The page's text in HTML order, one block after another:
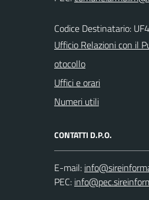
Codice Destinatario:
Ufficio Relazioni con il
otocollo
Uffici e orari
Numeri utili
CONTATTI D.P.O.
E-mail:
PEC: